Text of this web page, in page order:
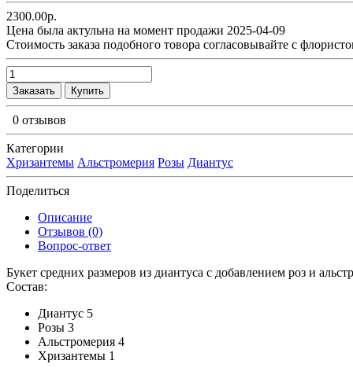
2300.00р.
Цена была актульна на момент продажи 2025-04-09
Cтоимость заказа подобного товора согласовывайте с
Заказать Купить
0 отзывов
Категории
Хризантемы Альстромерия Розы Диантус
Поделиться
Описание
Отзывов (0)
Вопрос-ответ
Букет средних размеров из диантуса c добавлением роз и
Состав:
Диантус 5
Розы 3
Альстромерия 4
Хризантемы 1